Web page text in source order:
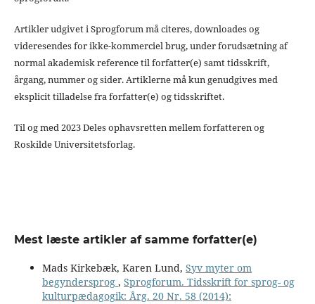
Artikler udgivet i Sprogforum må citeres, downloades og
videresendes for ikke-kommerciel brug, under forudsætning af
normal akademisk reference til forfatter(e) samt tidsskrift,
årgang, nummer og sider. Artiklerne må kun genudgives med
eksplicit tilladelse fra forfatter(e) og tidsskriftet.
Til og med 2023 Deles ophavsretten mellem forfatteren og
Roskilde Universitetsforlag.
Mest læste artikler af samme forfatter(e)
Mads Kirkebæk, Karen Lund, Syv myter om
begyndersprog , Sprogforum. Tidsskrift for sprog- og
kulturpædagogik: Årg. 20 Nr. 58 (2014):